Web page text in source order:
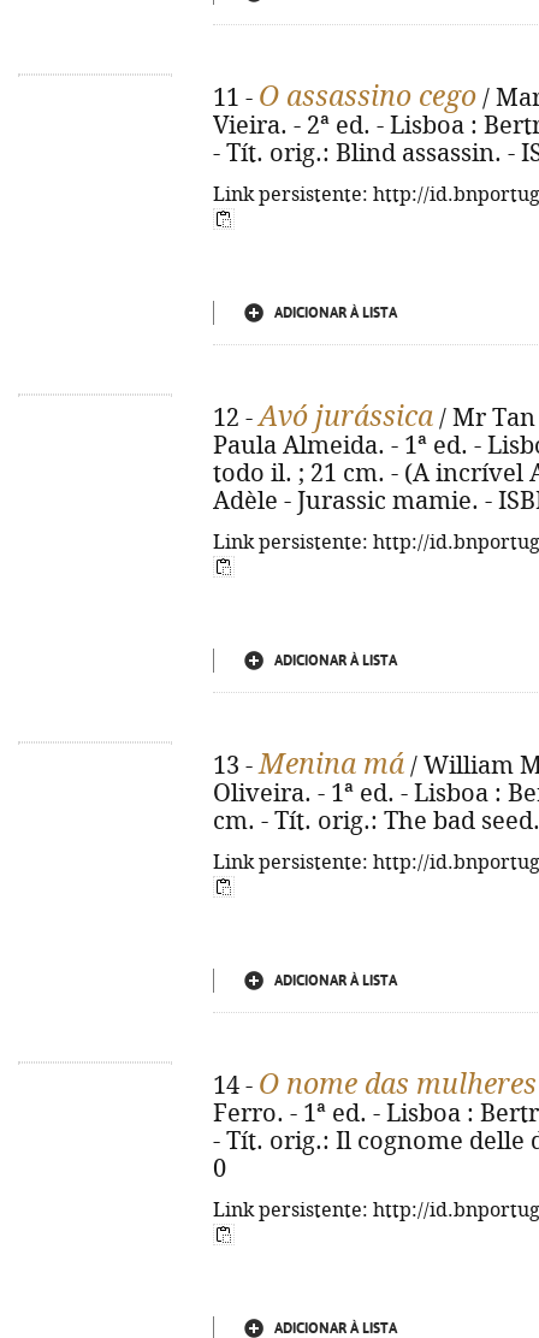
11 - O assassino cego /
Vieira. - 2ª ed. - Lisboa :
- Tít. orig.: Blind assassin. -
Link persistente: http://
ADICIONAR À LISTA
12 -Avó jurássica / Mr
Paula Almeida. - 1ª ed. -
todo il. ; 21 cm. - (A incrível
Adèle - Jurassic mamie. -
Link persistente: http://
ADICIONAR À LISTA
13 -Menina má / William
Oliveira. - 1ª ed. - Lisboa :
cm. - Tít. orig.: The bad
Link persistente: http://
ADICIONAR À LISTA
14 - O nome das mulheres
Ferro. - 1ª ed. - Lisboa :
- Tít. orig.: Il cognome delle
0
Link persistente: http://
ADICIONAR À LISTA